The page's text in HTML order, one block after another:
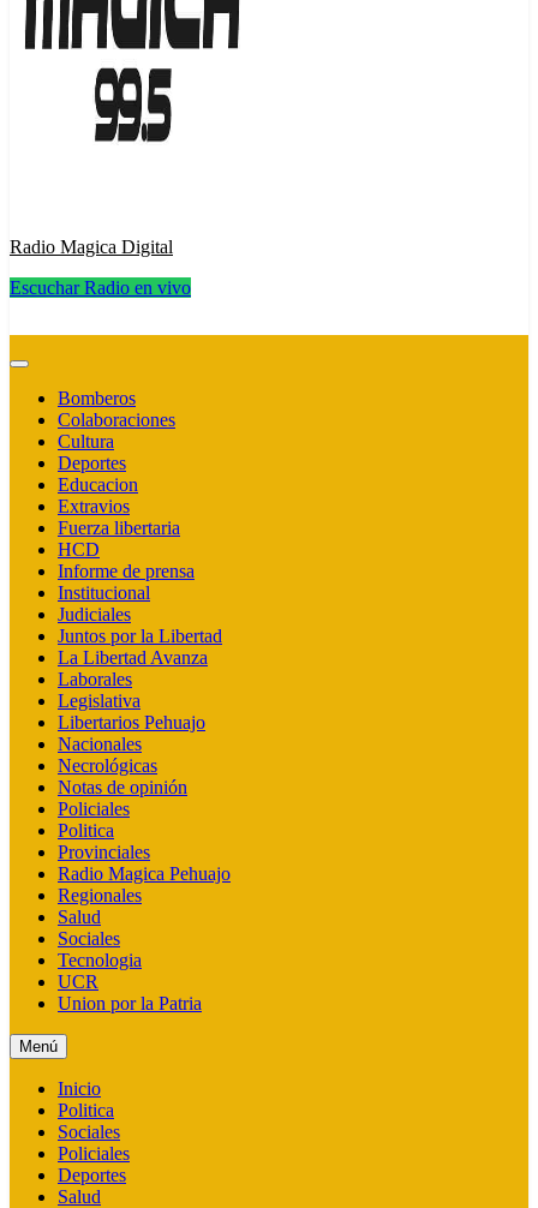
Radio Magica Digital
Escuchar Radio en vivo
Bomberos
Colaboraciones
Cultura
Deportes
Educacion
Extravios
Fuerza libertaria
HCD
Informe de prensa
Institucional
Judiciales
Juntos por la Libertad
La Libertad Avanza
Laborales
Legislativa
Libertarios Pehuajo
Nacionales
Necrológicas
Notas de opinión
Policiales
Politica
Provinciales
Radio Magica Pehuajo
Regionales
Salud
Sociales
Tecnologia
UCR
Union por la Patria
Menú
Inicio
Politica
Sociales
Policiales
Deportes
Salud